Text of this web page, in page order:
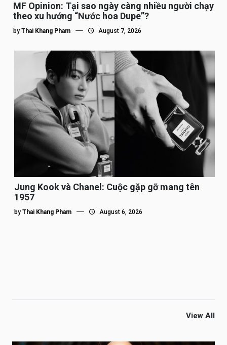
MF Opinion: Tại sao ngày càng nhiều người chạy
theo xu hướng “Nước hoa Dupe”?
by Thai Khang Pham August 7, 2026
Jung Kook và Chanel: Cuộc gặp gỡ mang tên
1957
by Thai Khang Pham August 6, 2026
View All